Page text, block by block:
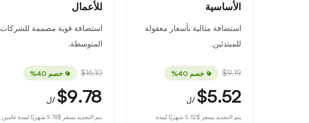
الأساسية
استضافة مثالية بأسعار معقولة
للمبتدئين.
$9.19 خصم 40%
$5.52 /ل
يتم التجديد بسعر $5.52
شهريًا لمدة
للأعمال
استضافة قوية مصممة للشركات
المتوسطة.
$16.10 خصم 40%
$9.78 /ل
يتم التجديد بسعر $9.78
شهريًا لمدة عامين.